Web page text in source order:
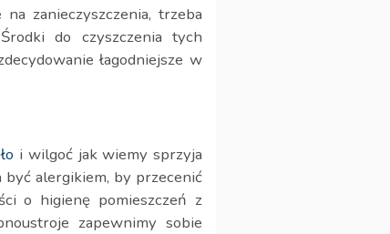
zanieczyszczenia, trzeba
do czyszczenia tych
łagodniejsze w
i wilgoć jak wiemy sprzyja
alergikiem, by przecenić
o higienę pomieszczeń z
zapewnimy sobie